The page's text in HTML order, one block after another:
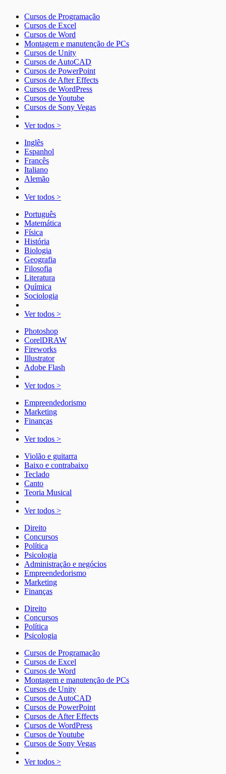
Cursos de Programação
Cursos de Excel
Cursos de Word
Montagem e manutenção de PCs
Cursos de Unity
Cursos de AutoCAD
Cursos de PowerPoint
Cursos de After Effects
Cursos de WordPress
Cursos de Youtube
Cursos de Sony Vegas
Ver todos >
Inglês
Espanhol
Francês
Italiano
Alemão
Ver todos >
Português
Matemática
Física
História
Biologia
Geografia
Filosofia
Literatura
Química
Sociologia
Ver todos >
Photoshop
CorelDRAW
Fireworks
Illustrator
Adobe Flash
Ver todos >
Empreendedorismo
Marketing
Finanças
Ver todos >
Violão e guitarra
Baixo e contrabaixo
Teclado
Canto
Teoria Musical
Ver todos >
Direito
Concursos
Política
Psicologia
Administração e negócios
Empreendedorismo
Marketing
Finanças
Direito
Concursos
Política
Psicologia
Cursos de Programação
Cursos de Excel
Cursos de Word
Montagem e manutenção de PCs
Cursos de Unity
Cursos de AutoCAD
Cursos de PowerPoint
Cursos de After Effects
Cursos de WordPress
Cursos de Youtube
Cursos de Sony Vegas
Ver todos >